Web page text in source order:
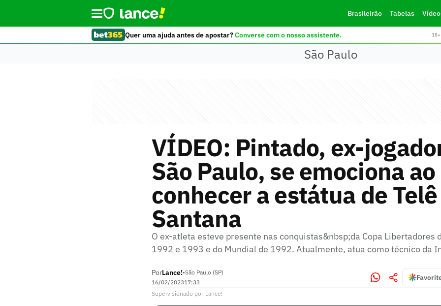
Brasileirão Tabelas
Quer uma ajuda antes de apostar?Converse com o nosso assistente.
São Paulo
VÍDEO: Pintado, ex-
São Paulo, se emociona ao
conhecer a estátua de Telê
Santana
O ex-atleta esteve presente nas conquistas&nbsp;da Copa Libertadores
1992 e 1993 e do Mundial de 1992. Atualmente, atua como técnico da
PorLance!•São Paulo (SP)
16/02/202317:33
Supervisionado por Lance!